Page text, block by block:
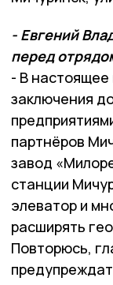
- Евгений
перед
- В настоящее
заключения
партнёров
завод
станции
элеватор и
расширять
Повторюсь,